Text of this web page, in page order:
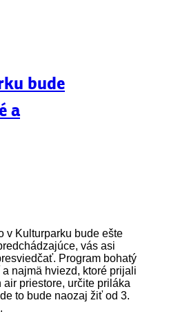
bude
a
v Kulturparku bude ešte
vás asi
Program bohatý
najmä hviezd, ktoré prijali
priestore, určite priláka
to bude naozaj žiť od 3.